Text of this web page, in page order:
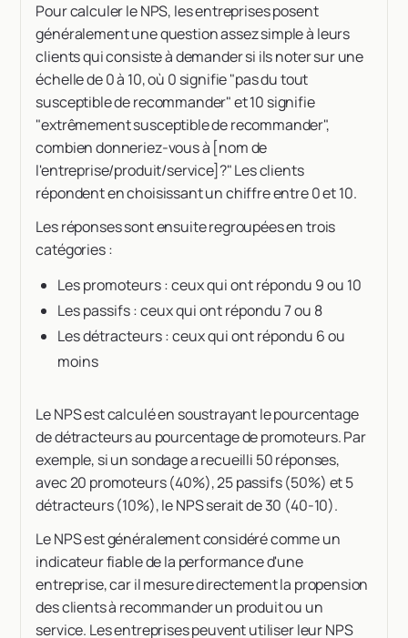
Pour calculer le NPS, les entreprises posent
généralement une question assez simple à leurs
clients qui consiste à demander si ils noter sur une
échelle de 0 à 10, où 0 signifie "pas du tout
susceptible de recommander" et 10 signifie
"extrêmement susceptible de recommander",
combien donneriez-vous à [nom de
l'entreprise/produit/service]?" Les clients
répondent en choisissant un chiffre entre 0 et 10.
Les réponses sont ensuite regroupées en trois
catégories :
Les promoteurs : ceux qui ont répondu 9 ou 10
Les passifs : ceux qui ont répondu 7 ou 8
Les détracteurs : ceux qui ont répondu 6 ou
moins
Le NPS est calculé en soustrayant le pourcentage
de détracteurs au pourcentage de promoteurs. Par
exemple, si un sondage a recueilli 50 réponses,
avec 20 promoteurs (40%), 25 passifs (50%) et 5
détracteurs (10%), le NPS serait de 30 (40-10).
Le NPS est généralement considéré comme un
indicateur fiable de la performance d'une
entreprise, car il mesure directement la propension
des clients à recommander un produit ou un
service. Les entreprises peuvent utiliser leur NPS